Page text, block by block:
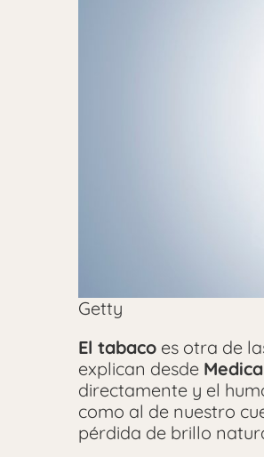
Getty
El tabaco es otra de
explican desde
directamente y el
como al de nuestro
pérdida de brillo